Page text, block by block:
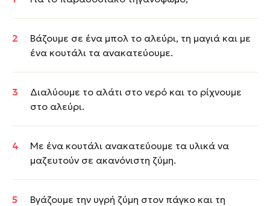
Βάζουμε σε ένα μπολ το αλεύρι, τη μαγιά και με
ένα κουτάλι τα ανακατεύουμε.
Διαλύουμε το αλάτι στο νερό και το ρίχνουμε
στο αλεύρι.
Με ένα κουτάλι ανακατεύουμε τα υλικά να
μαζευτούν σε ακανόνιστη ζύμη.
Βγάζουμε την υγρή ζύμη στον πάγκο και τη